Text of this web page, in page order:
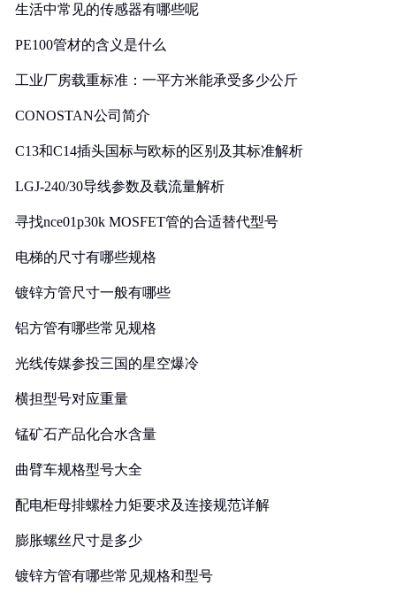
生活中常见的传感器有哪些呢
PE100管材的含义是什么
工业厂房载重标准：一平方米能承受多少公斤
CONOSTAN公司简介
C13和C14插头国标与欧标的区别及其标准解析
LGJ-240/30导线参数及载流量解析
寻找nce01p30k MOSFET管的合适替代型号
电梯的尺寸有哪些规格
镀锌方管尺寸一般有哪些
铝方管有哪些常见规格
光线传媒参投三国的星空爆冷
横担型号对应重量
锰矿石产品化合水含量
曲臂车规格型号大全
配电柜母排螺栓力矩要求及连接规范详解
膨胀螺丝尺寸是多少
镀锌方管有哪些常见规格和型号